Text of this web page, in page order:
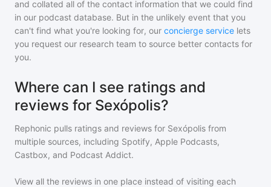
and collated all of the contact information that we could find
in our podcast database. But in the unlikely event that you
can't find what you're looking for, our concierge service lets
you request our research team to source better contacts for
you.
Where can I see ratings and
reviews for Sexópolis?
Rephonic pulls ratings and reviews for Sexópolis from
multiple sources, including Spotify, Apple Podcasts,
Castbox, and Podcast Addict.
View all the reviews in one place instead of visiting each